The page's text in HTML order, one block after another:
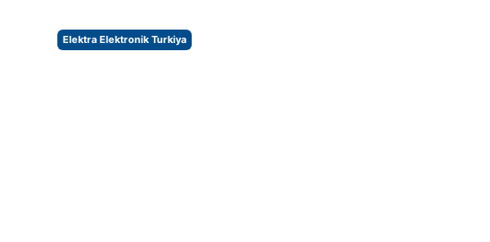
Elektra Elektronik Turkiya